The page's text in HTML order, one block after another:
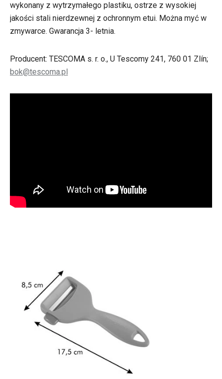
wykonany z wytrzymałego plastiku, ostrze z wysokiej
jakości stali nierdzewnej z ochronnym etui. Można myć w
zmywarce. Gwarancja 3- letnia.
Producent: TESCOMA s. r. o., U Tescomy 241, 760 01 Zlín;
bok@tescoma.pl